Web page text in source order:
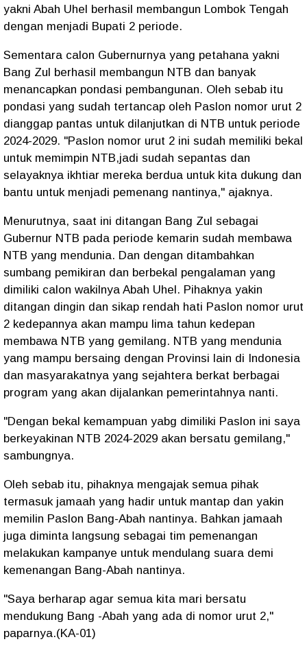
yakni Abah Uhel berhasil membangun Lombok Tengah
dengan menjadi Bupati 2 periode.
Sementara calon Gubernurnya yang petahana yakni
Bang Zul berhasil membangun NTB dan banyak
menancapkan pondasi pembangunan. Oleh sebab itu
pondasi yang sudah tertancap oleh Paslon nomor urut 2
dianggap pantas untuk dilanjutkan di NTB untuk periode
2024-2029. "Paslon nomor urut 2 ini sudah memiliki bekal
untuk memimpin NTB,jadi sudah sepantas dan
selayaknya ikhtiar mereka berdua untuk kita dukung dan
bantu untuk menjadi pemenang nantinya," ajaknya.
Menurutnya, saat ini ditangan Bang Zul sebagai
Gubernur NTB pada periode kemarin sudah membawa
NTB yang mendunia. Dan dengan ditambahkan
sumbang pemikiran dan berbekal pengalaman yang
dimiliki calon wakilnya Abah Uhel. Pihaknya yakin
ditangan dingin dan sikap rendah hati Paslon nomor urut
2 kedepannya akan mampu lima tahun kedepan
membawa NTB yang gemilang. NTB yang mendunia
yang mampu bersaing dengan Provinsi lain di Indonesia
dan masyarakatnya yang sejahtera berkat berbagai
program yang akan dijalankan pemerintahnya nanti.
"Dengan bekal kemampuan yabg dimiliki Paslon ini saya
berkeyakinan NTB 2024-2029 akan bersatu gemilang,"
sambungnya.
Oleh sebab itu, pihaknya mengajak semua pihak
termasuk jamaah yang hadir untuk mantap dan yakin
memilin Paslon Bang-Abah nantinya. Bahkan jamaah
juga diminta langsung sebagai tim pemenangan
melakukan kampanye untuk mendulang suara demi
kemenangan Bang-Abah nantinya.
"Saya berharap agar semua kita mari bersatu
mendukung Bang -Abah yang ada di nomor urut 2,"
paparnya.(KA-01)